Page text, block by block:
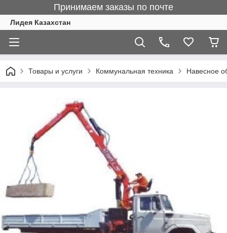
Принимаем заказы по почте
Лидея Казахстан
Товары и услуги Коммунальная техника Навесное